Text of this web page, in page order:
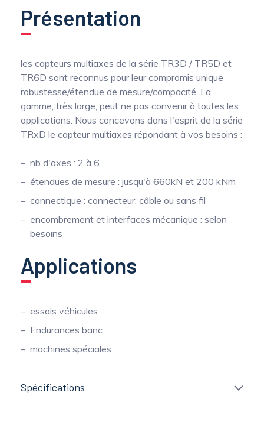
Présentation
les capteurs multiaxes de la série TR3D / TR5D et
TR6D sont reconnus pour leur compromis unique
robustesse/étendue de mesure/compacité. La
gamme, très large, peut ne pas convenir à toutes les
applications. Nous concevons dans l'esprit de la série
TRxD le capteur multiaxes répondant à vos besoins :
nb d'axes : 2 à 6
étendues de mesure : jusqu'à 660kN et 200 kNm
connectique : connecteur, câble ou sans fil
encombrement et interfaces mécanique : selon
besoins
Applications
essais véhicules
Endurances banc
machines spéciales
Spécifications